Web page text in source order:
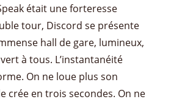
était une forteresse
tour, Discord se présente
hall de gare, lumineux,
à tous. L’instantanéité
On ne loue plus son
crée en trois secondes. On ne